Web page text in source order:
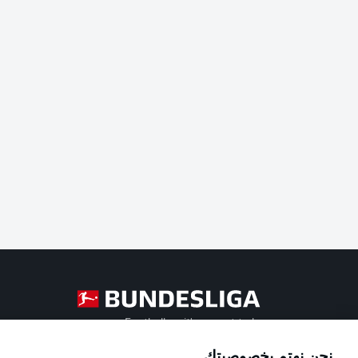
Football as it's meant to be